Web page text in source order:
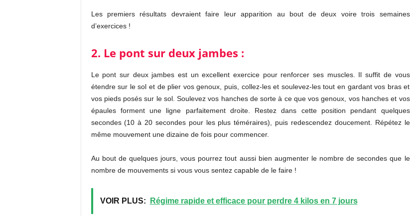
Les premiers résultats devraient faire leur apparition au bout de deux voire trois semaines
d’exercices !
2. Le pont sur deux jambes :
Le pont sur deux jambes est un excellent exercice pour renforcer ses muscles. Il suffit de vous
étendre sur le sol et de plier vos genoux, puis, collez-les et soulevez-les tout en gardant vos bras et
vos pieds posés sur le sol. Soulevez vos hanches de sorte à ce que vos genoux, vos hanches et vos
épaules forment une ligne parfaitement droite. Restez dans cette position pendant quelques
secondes (10 à 20 secondes pour les plus téméraires), puis redescendez doucement. Répétez le
même mouvement une dizaine de fois pour commencer.
Au bout de quelques jours, vous pourrez tout aussi bien augmenter le nombre de secondes que le
nombre de mouvements si vous vous sentez capable de le faire !
VOIR PLUS: Régime rapide et efficace pour perdre 4 kilos en 7 jours